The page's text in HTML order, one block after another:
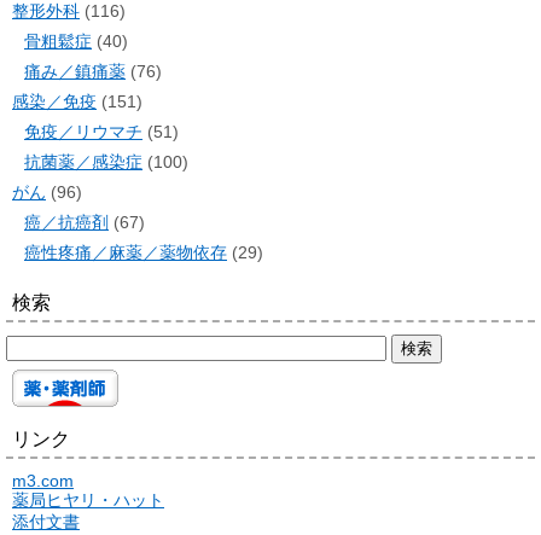
整形外科 (116)
骨粗鬆症 (40)
痛み／鎮痛薬 (76)
感染／免疫 (151)
免疫／リウマチ (51)
抗菌薬／感染症 (100)
がん (96)
癌／抗癌剤 (67)
癌性疼痛／麻薬／薬物依存 (29)
検索
リンク
m3.com
薬局ヒヤリ・ハット
添付文書